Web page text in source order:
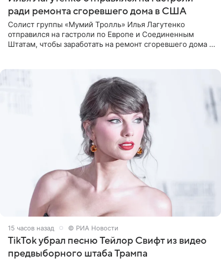
ради ремонта сгоревшего дома в США
Солист группы «Мумий Тролль» Илья Лагутенко
отправился на гастроли по Европе и Соединенным
Штатам, чтобы заработать на ремонт сгоревшего дома в
15 часов назад © РИА Новости
TikTok убрал песню Тейлор Свифт из видео
предвыборного штаба Трампа